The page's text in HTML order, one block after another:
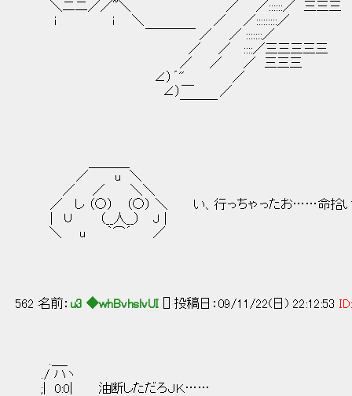
＼二二／／~＼ ／ ／::::::／ 三三
i i ＼ ／ ／:::::::::／
￣￣￣￣ ／ ／ :::::::／
／ ／ ::::／三三三三三
／ ／ ／ 三三三
∠）´" ／
∠）￣ ／
／ u ＼
／ ／ ＼＼
／ し （○） （○） ＼ い、行っちゃったお……命拾いし
| ∪ （__人__） J |
＼ u ｀⌒´ ／
562 名前： u3 ◆whBvhslvUI [] 投稿日：09/11/22(日) 22:12:53 ID:
./ ハヽ
;| 0:0| 油断しただろＪＫ……